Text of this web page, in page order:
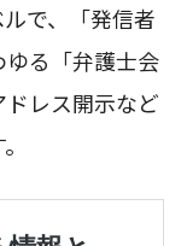
で、「発信者
る「弁護士会
レス開示など